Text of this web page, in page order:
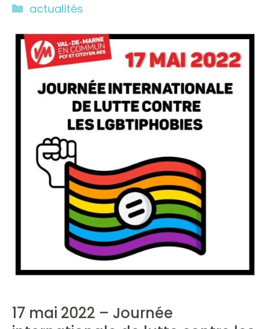
Catégories
actualités
17 mai 2022 – Journée